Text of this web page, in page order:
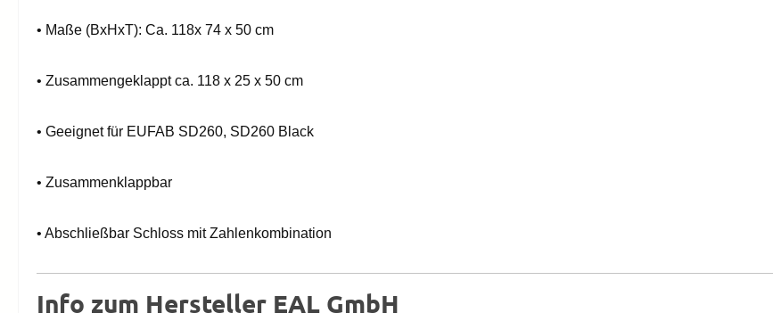
• Maße (BxHxT): Ca. 118x 74 x 50 cm
• Zusammengeklappt ca. 118 x 25 x 50 cm
• Geeignet für EUFAB SD260, SD260 Black
• Zusammenklappbar
• Abschließbar Schloss mit Zahlenkombination
Info zum Hersteller EAL GmbH